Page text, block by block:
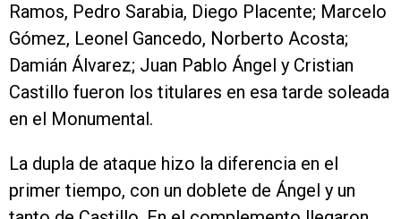
Ramos, Pedro Sarabia, Diego Placente; Marcelo
Gómez, Leonel Gancedo, Norberto Acosta;
Damián Álvarez; Juan Pablo Ángel y Cristian
Castillo fueron los titulares en esa tarde soleada
en el Monumental.
La dupla de ataque hizo la diferencia en el
primer tiempo, con un doblete de Ángel y un